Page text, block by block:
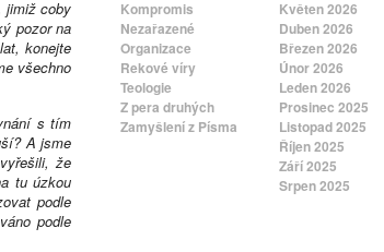
jimiž coby
pozor na
konejte
všechno
s tím
A jsme
že
tu úzkou
podle
podle
Kompromis
Nezařazené
Organizace
Rekové víry
Teologie
Z pera druhých
Zamyšlení z Písma
Květen 2026
Duben 2026
Březen 2026
Únor 2026
Leden 2026
Prosinec 2025
Listopad 2025
Říjen 2025
Září 2025
Srpen 2025